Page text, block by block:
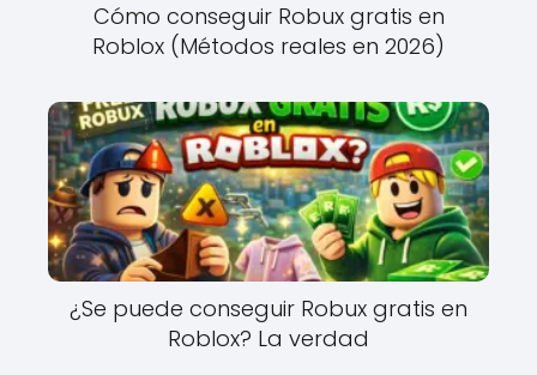
Cómo conseguir Robux gratis en
Roblox (Métodos reales en 2026)
¿Se puede conseguir Robux gratis en
Roblox? La verdad